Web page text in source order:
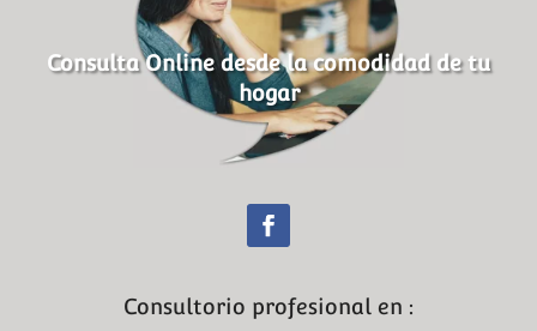
Consulta Online desde la comodidad de tu
hogar
Consultorio profesional en :